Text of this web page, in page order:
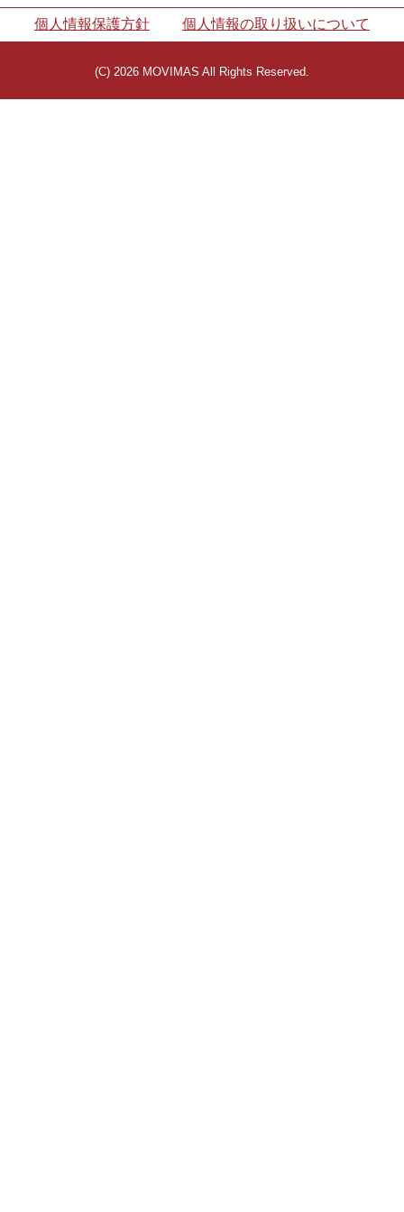
個人情報保護方針 個人情報の取り扱いについて
(C) 2026 MOVIMAS All Rights Reserved.